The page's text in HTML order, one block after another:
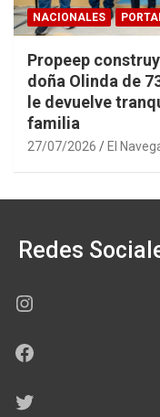
NACIONALES
Propeep
doña Olinda de
le devuelve
familia
27/07/2026 El
Redes
Instagram
Facebook
Twitter